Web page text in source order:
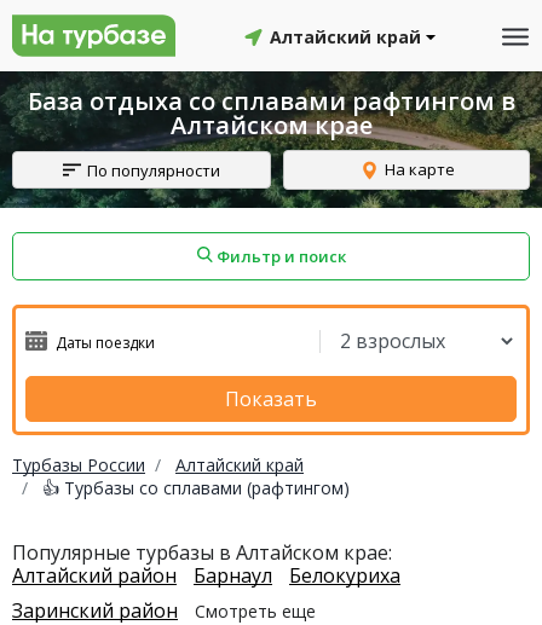
Алтайский край
База отдыха со сплавами рафтингом в
Алтайском крае
По популярности На карте
Фильтр и поиск
Показать
Турбазы России
Алтайский край
👍 Турбазы со сплавами (рафтингом)
Популярные турбазы в Алтайском крае:
Алтайский район
Барнаул
Белокуриха
Заринский район
Смотреть еще
Смоленский район Топчихинский район
Красноборский район
Онежский район